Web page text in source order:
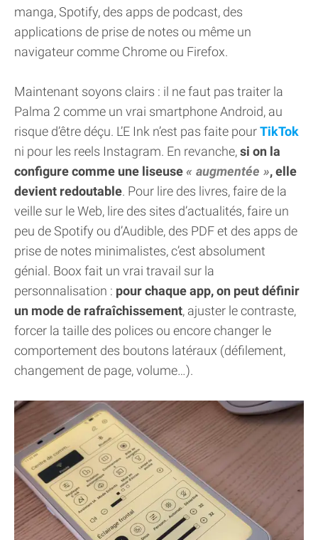
manga, Spotify, des apps de podcast, des
applications de prise de notes ou même un
navigateur comme Chrome ou Firefox.
Maintenant soyons clairs : il ne faut pas traiter la
Palma 2 comme un vrai smartphone Android, au
risque d’être déçu. L’E Ink n’est pas faite pourTikTok
ni pour les reels Instagram. En revanche,si on la
configure comme une liseuse
augmentée
, elle
devient redoutable. Pour lire des livres, faire de la
veille sur le Web, lire des sites d’actualités, faire un
peu de Spotify ou d’Audible, des PDF et des apps de
prise de notes minimalistes, c’est absolument
génial. Boox fait un vrai travail sur la
personnalisation : pour chaque app, on peut définir
un mode de rafraîchissement, ajuster le contraste,
forcer la taille des polices ou encore changer le
comportement des boutons latéraux (défilement,
changement de page, volume…).